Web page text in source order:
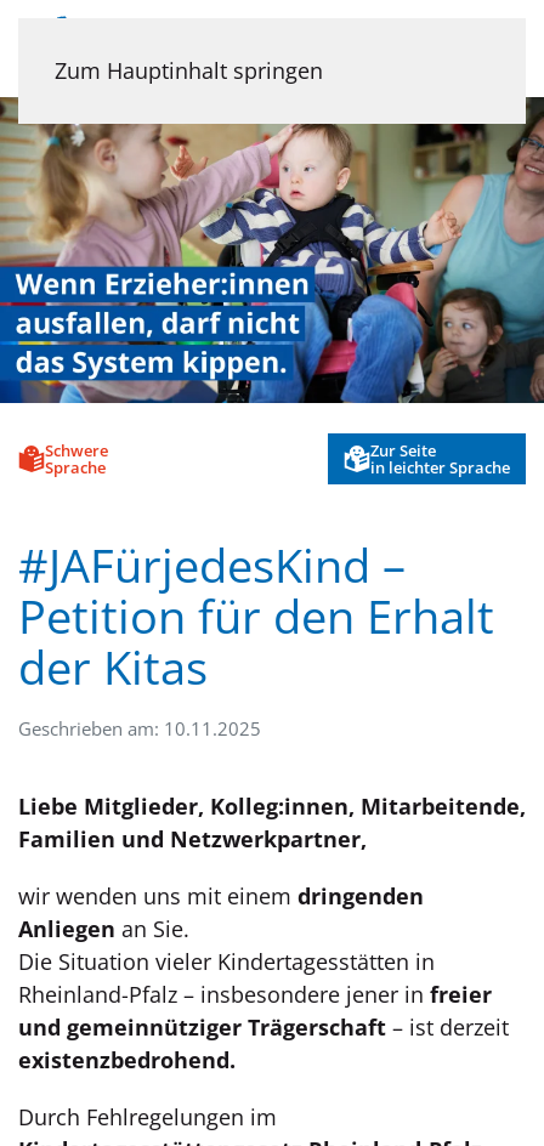
Zum Hauptinhalt springen
Schwere
Sprache
Zur Seite
in leichter Sprache
#JAFürjedesKind –
Petition für den Erhalt
der Kitas
Geschrieben am: 10.11.2025
Liebe Mitglieder, Kolleg:innen, Mitarbeitende,
Familien und Netzwerkpartner,
wir wenden uns mit einem dringenden
Anliegen an Sie.
Die Situation vieler Kindertagesstätten in
Rheinland-Pfalz – insbesondere jener in freier
und gemeinnütziger Trägerschaft – ist derzeit
existenzbedrohend.
Durch Fehlregelungen im